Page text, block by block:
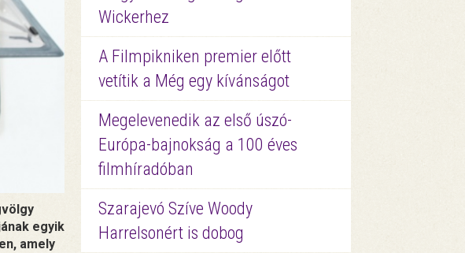
egyik
amely
Wickerhez
A Filmpikniken premier előtt
vetítik a Még egy kívánságot
Megelevenedik az első úszó-
Európa-bajnokság a 100 éves
filmhíradóban
Szarajevó Szíve Woody
Harrelsonért is dobog